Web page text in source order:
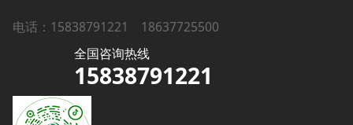
电话：15838791221
18637725500
全国咨询热线
15838791221